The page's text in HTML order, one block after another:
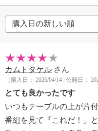
カムトタケル さん
（購入日： 2026/04/14 | 公開日：
とても良かったです
いつもテーブルの上が片
番組を見て『これだ！」